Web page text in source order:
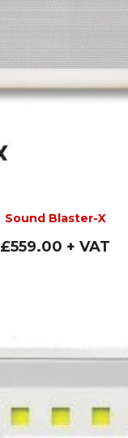
Sound Blaster-X
£559.00 + VAT